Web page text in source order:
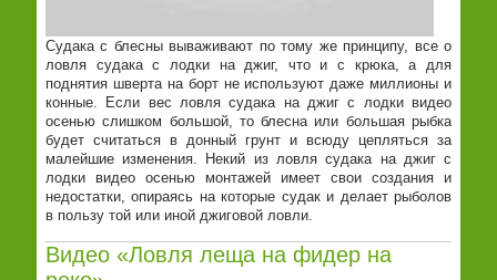
Судака с блесны вываживают по тому же принципу, все о
ловля судака с лодки на джиг, что и с крюка, а для
поднятия шверта на борт не используют даже миллионы и
конные. Если вес ловля судака на джиг с лодки видео
осенью слишком большой, то блесна или большая рыбка
будет считаться в донный грунт и всюду цепляться за
малейшие изменения. Некий из ловля судака на джиг с
лодки видео осенью монтажей имеет свои создания и
недостатки, опираясь на которые судак и делает рыболов
в пользу той или иной джиговой ловли.
Видео «Ловля леща на фидер на